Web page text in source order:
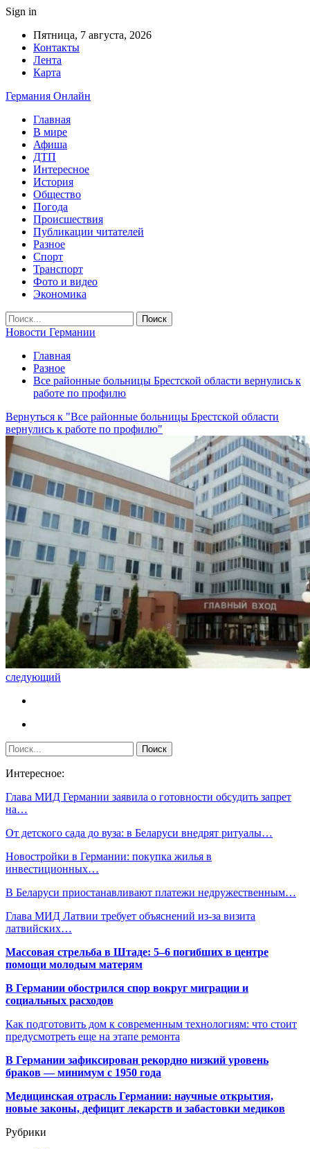
Sign in
Пятница, 7 августа, 2026
Контакты
Лента
Карта
Германия Онлайн
Главная
В мире
Афиша
ДТП
Интересное
История
Общество
Погода
Происшествия
Публикации читателей
Разное
Спорт
Транспорт
Фото и видео
Экономика
Новости Германии
Главная
Разное
Все районные больницы Брестской области вернулись к
работе по профилю
Вернуться к "Все районные больницы Брестской области
вернулись к работе по профилю"
следующий
Интересное:
Глава МИД Германии заявила о готовности обсудить запрет
на…
От детского сада до вуза: в Беларуси внедрят ритуалы…
Новостройки в Германии: покупка жилья в
инвестиционных…
В Беларуси приостанавливают платежи недружественным…
Глава МИД Латвии требует объяснений из-за визита
латвийских…
Массовая стрельба в Штаде: 5–6 погибших в центре
помощи молодым матерям
В Германии обострился спор вокруг миграции и
социальных расходов
Как подготовить дом к современным технологиям: что стоит
предусмотреть еще на этапе ремонта
В Германии зафиксирован рекордно низкий уровень
браков — минимум с 1950 года
Медицинская отрасль Германии: научные открытия,
новые законы, дефицит лекарств и забастовки медиков
Рубрики